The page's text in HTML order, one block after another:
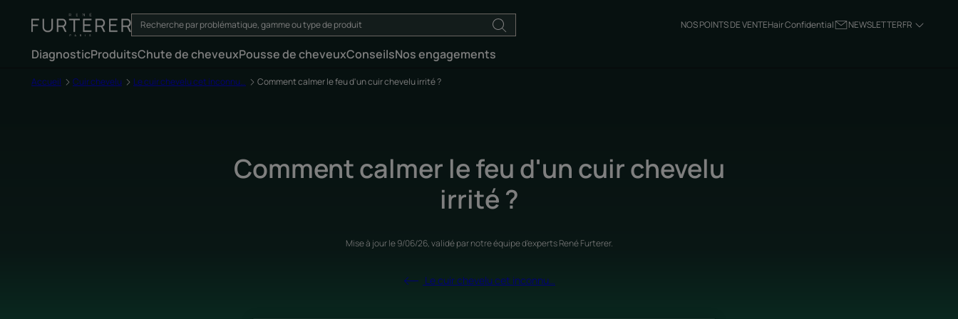
NOS POINTS DE VENTEHair Confidential NEWSLETTERFR
DiagnosticProduitsChute de cheveuxPousse de cheveuxConseilsNos engagements
Accueil Cuir chevelu Le cuir chevelu cet inconnu… Comment calmer le feu d'un cuir chevelu irrité ?
Comment calmer le feu d'un cuir chevelu
irrité ?
Mise à jour le9/06/26, validé parnotre équipe d'experts René Furterer.
Le cuir chevelu cet inconnu…